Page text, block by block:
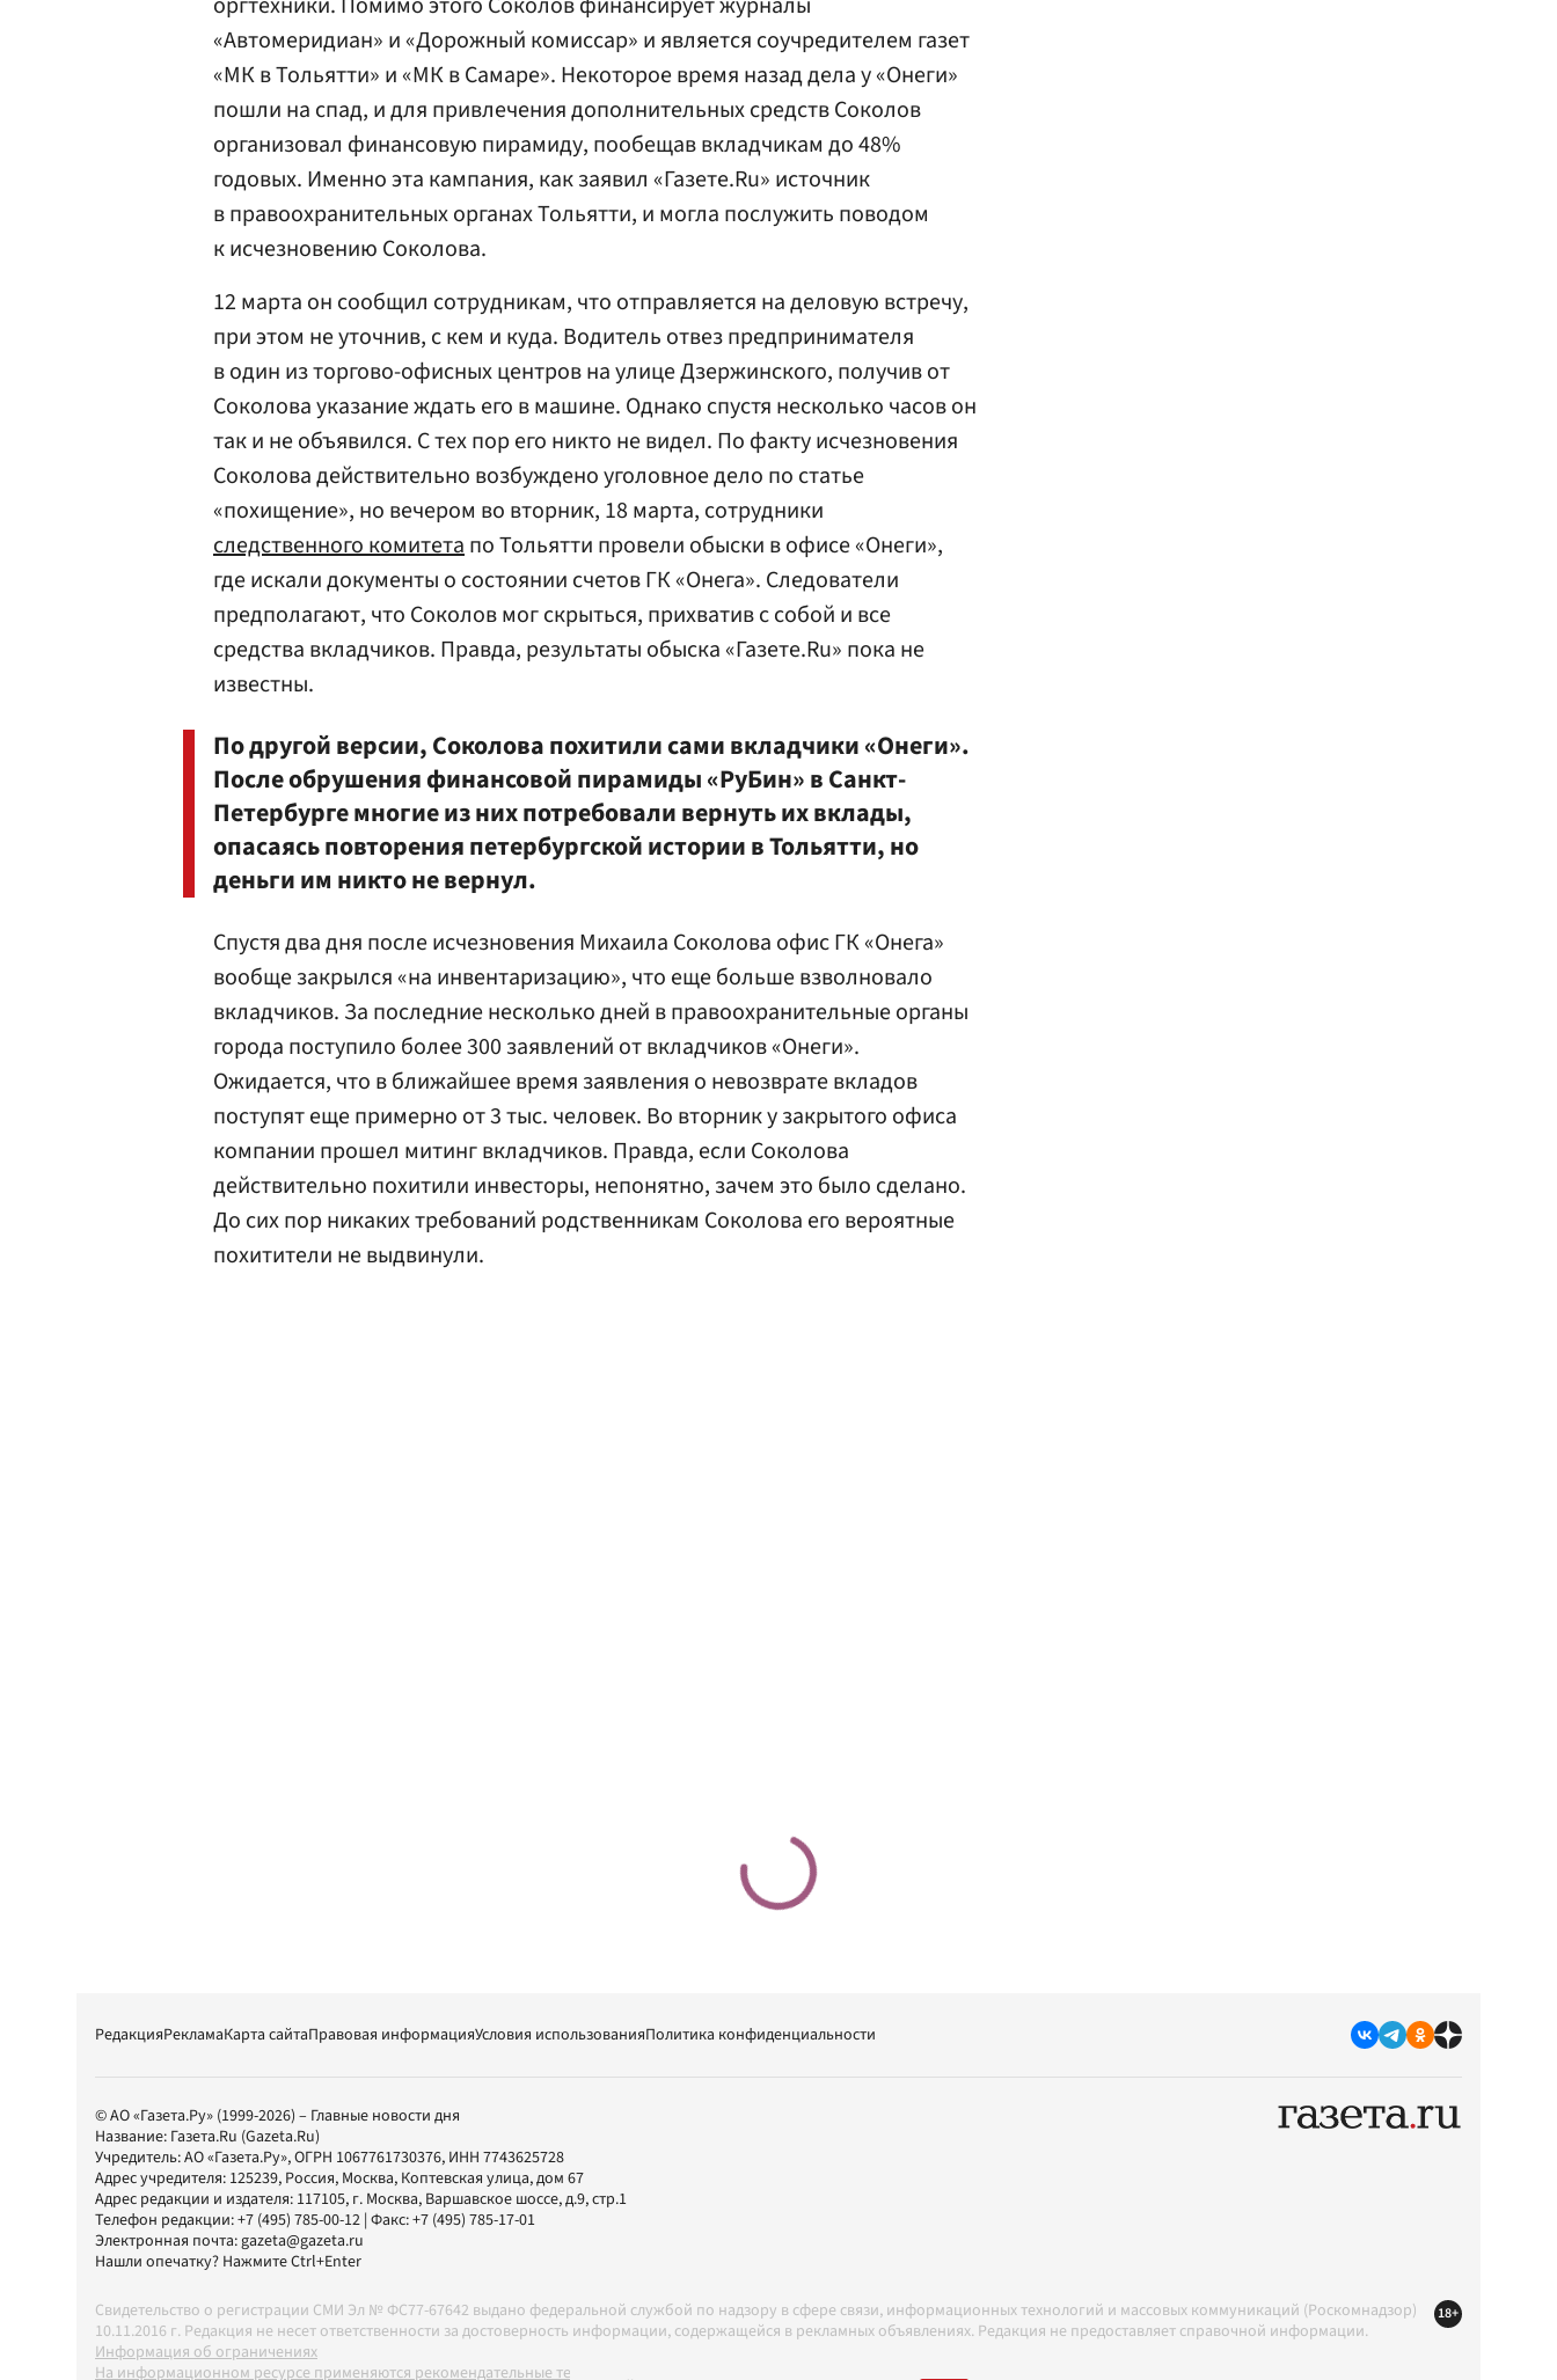
«Автомеридиан» и «Дорожный комиссар» и является соучредителем газет
«МК в Тольятти» и «МК в Самаре». Некоторое время назад дела у «Онеги»
пошли на спад, и для привлечения дополнительных средств Соколов
организовал финансовую пирамиду, пообещав вкладчикам до 48%
годовых. Именно эта кампания, как заявил «Газете.Ru» источник
в правоохранительных органах Тольятти, и могла послужить поводом
к исчезновению Соколова.
12 марта он сообщил сотрудникам, что отправляется на деловую встречу,
при этом не уточнив, с кем и куда. Водитель отвез предпринимателя
в один из торгово-офисных центров на улице Дзержинского, получив от
Соколова указание ждать его в машине. Однако спустя несколько часов он
так и не объявился. С тех пор его никто не видел. По факту исчезновения
Соколова действительно возбуждено уголовное дело по статье
«похищение», но вечером во вторник, 18 марта, сотрудники
следственного комитетапо Тольятти провели обыски в офисе «Онеги»,
где искали документы о состоянии счетов ГК «Онега». Следователи
предполагают, что Соколов мог скрыться, прихватив с собой и все
средства вкладчиков. Правда, результаты обыска «Газете.Ru» пока не
известны.
По другой версии, Соколова похитили сами вкладчики «Онеги».
После обрушения финансовой пирамиды «РуБин» в Санкт-
Петербурге многие из них потребовали вернуть их вклады,
опасаясь повторения петербургской истории в Тольятти, но
деньги им никто не вернул.
Спустя два дня после исчезновения Михаила Соколова офис ГК «Онега»
вообще закрылся «на инвентаризацию», что еще больше взволновало
вкладчиков. За последние несколько дней в правоохранительные органы
города поступило более 300 заявлений от вкладчиков «Онеги».
Ожидается, что в ближайшее время заявления о невозврате вкладов
поступят еще примерно от 3 тыс. человек. Во вторник у закрытого офиса
компании прошел митинг вкладчиков. Правда, если Соколова
действительно похитили инвесторы, непонятно, зачем это было сделано.
До сих пор никаких требований родственникам Соколова его вероятные
похитители не выдвинули.
РедакцияРекламаКарта сайтаПравовая информацияУсловия использованияПолитика конфиденциальности
© АО «Газета.Ру» (1999-2026) – Главные новости дня
Название: Газета.Ru (Gazeta.Ru)
Учредитель:АО «Газета.Ру», ОГРН 1067761730376, ИНН 7743625728
Адрес учредителя: 125239, Россия, Москва, Коптевская улица, дом 67
Адрес редакции и издателя: 117105, г. Москва, Варшавское шоссе, д.9, стр.1
Телефон редакции:+7 (495) 785-00-12 | Факс:+7 (495) 785-17-01
Электронная почта:gazeta@gazeta.ru
Нашли опечатку? Нажмите Ctrl+Enter
Свидетельство о регистрации СМИ Эл № ФС77-67642 выдано федеральной службой по надзору в сфере связи, информационных технологий и массовых коммуникаций (Роскомнадзор)
10.11.2016 г. Редакция не несет ответственности за достоверность информации, содержащейся в рекламных объявлениях. Редакция не предоставляет справочной информации.
Информация об ограничениях
На информационном ресурсе применяются рекомендательные технологии в соответствии с Правилами
18+